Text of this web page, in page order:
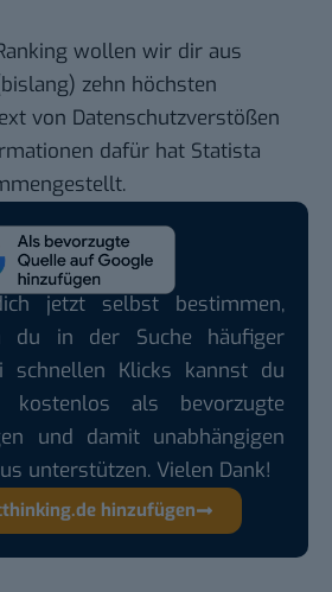
wollen wir dir aus
zehn höchsten
von Datenschutzverstößen
dafür hat Statista
jetzt selbst bestimmen,
du in der Suche häufiger
schnellen Klicks kannst du
kostenlos als bevorzugte
und damit unabhängigen
unterstützen. Vielen Dank!
hinzufügen